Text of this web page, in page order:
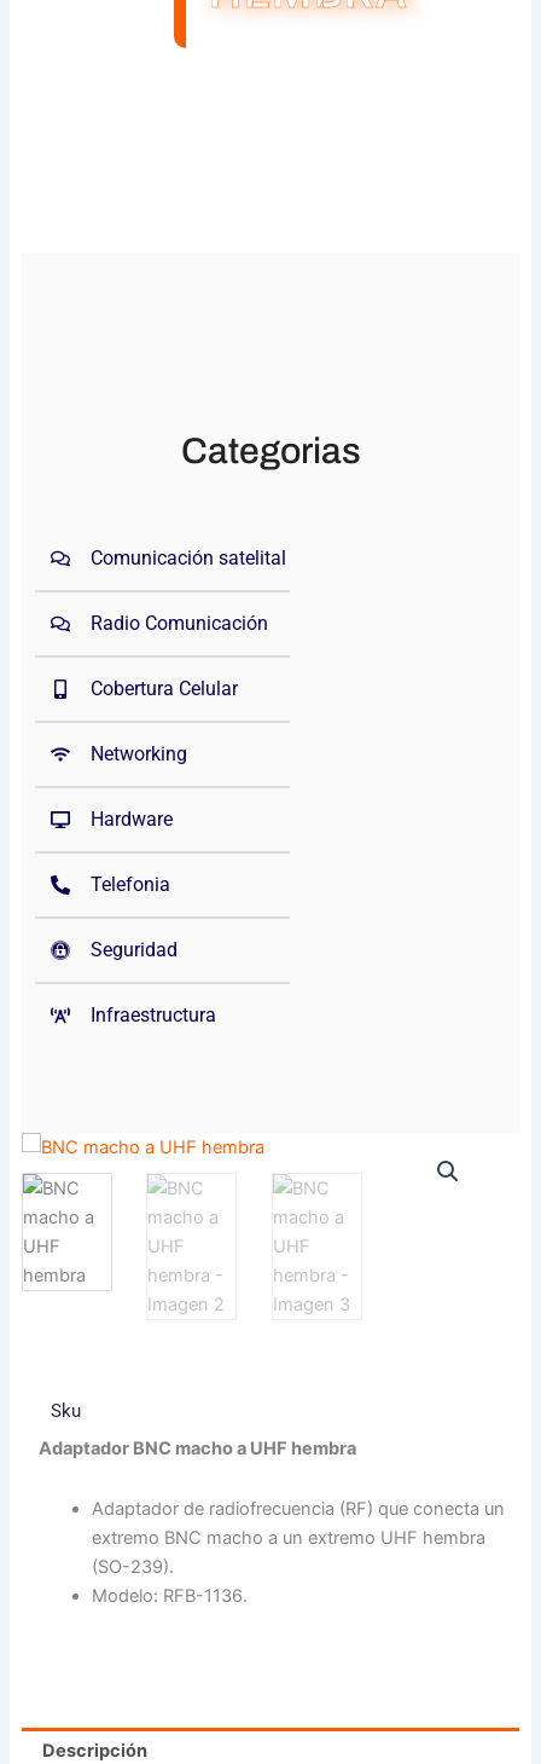
Categorias
Comunicación satelital
Radio Comunicación
Cobertura Celular
Networking
Hardware
Telefonia
Seguridad
Infraestructura
Sku
Adaptador BNC macho a UHF hembra
Adaptador de radiofrecuencia (RF) que conecta un
extremo BNC macho a un extremo UHF hembra
(SO-239).
Modelo: RFB-1136.
Descripción